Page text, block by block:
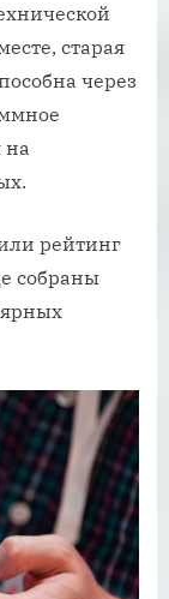
старая
через
на
рейтинг
собраны